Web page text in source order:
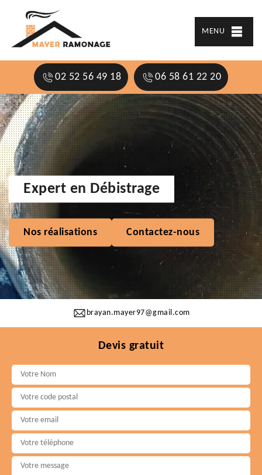
MENU
02 52 56 49 18 06 58 61 22 20
brayan.mayer97@gmail.com
Expert en Débistrage
Nos réalisations Contactez-nous
Devis gratuit